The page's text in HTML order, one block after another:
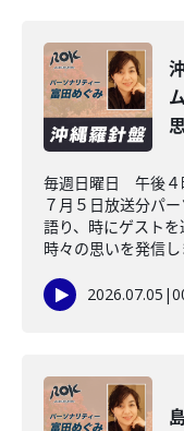
毎週日曜日 午後４
７月５日放送分パ
語り、時にゲスト
時々の思いを発信
2026.07.05 |